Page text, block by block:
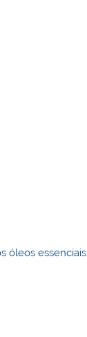
óleos essenciais